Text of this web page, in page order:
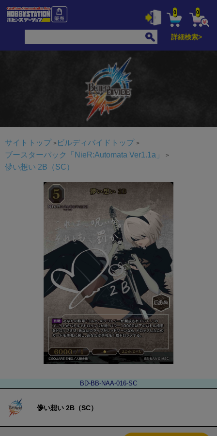
0 0
詳細検索>
サイトトップ
ビルディバイドトップ
ブースターパック「NieR:Automata Ver1.1a」
儚い想い 2B（SC）
BD-BB-NAA-016-SC
儚い想い 2B（SC）